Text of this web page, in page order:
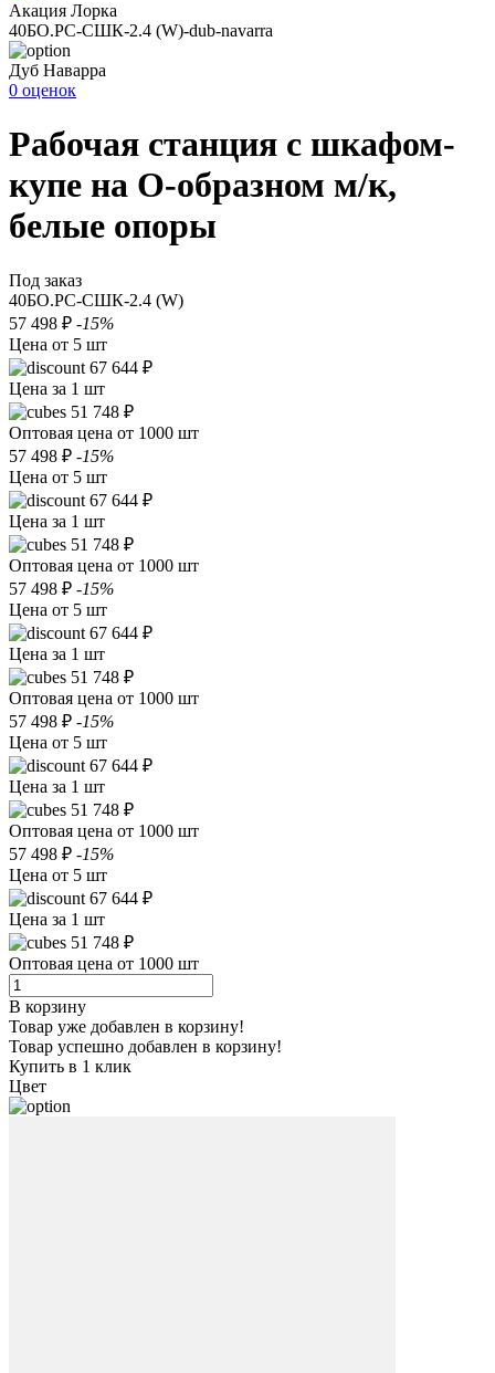
Акация Лорка
40БО.РС-СШК-2.4 (W)-dub-navarra
Дуб Наварра
0 оценок
Рабочая станция с шкафом-
купе на О-образном м/к,
белые опоры
Под заказ
40БО.РС-СШК-2.4 (W)
57 498 ₽ -15%
Цена от 5 шт
67 644 ₽
Цена за 1 шт
51 748 ₽
Оптовая цена от 1000 шт
57 498 ₽ -15%
Цена от 5 шт
67 644 ₽
Цена за 1 шт
51 748 ₽
Оптовая цена от 1000 шт
57 498 ₽ -15%
Цена от 5 шт
67 644 ₽
Цена за 1 шт
51 748 ₽
Оптовая цена от 1000 шт
57 498 ₽ -15%
Цена от 5 шт
67 644 ₽
Цена за 1 шт
51 748 ₽
Оптовая цена от 1000 шт
57 498 ₽ -15%
Цена от 5 шт
67 644 ₽
Цена за 1 шт
51 748 ₽
Оптовая цена от 1000 шт
В корзину
Товар уже добавлен в корзину!
Товар успешно добавлен в корзину!
Купить в 1 клик
Цвет